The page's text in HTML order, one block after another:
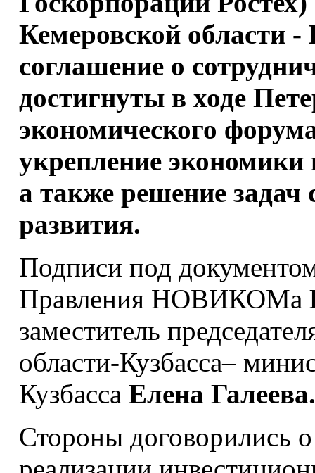
Кемеровской области -
соглашение о
достигнуты в ходе
экономического
укрепление
а также решение задач
развития.
Подписи под
Правления НОВИКОМа
заместитель
области-Кузбасса–
Кузбасса Елена Галеева.
Стороны договорились